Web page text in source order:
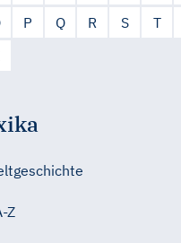
P Q R S T
Z